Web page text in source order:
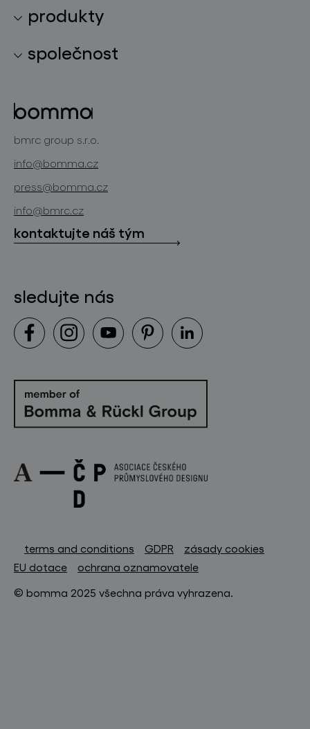
produkty
kolekce svítidel
bomma cullet
zakázková sklářská výroba
společnost
projekty
bmrc group s.r.o.
info@bomma.cz
press@bomma.cz
info@bmrc.cz
kontaktujte náš tým
sledujte nás
terms and conditions GDPR
zásady cookies
EU dotace
ochrana oznamovatele
© bomma 2025 všechna práva vyhrazena.